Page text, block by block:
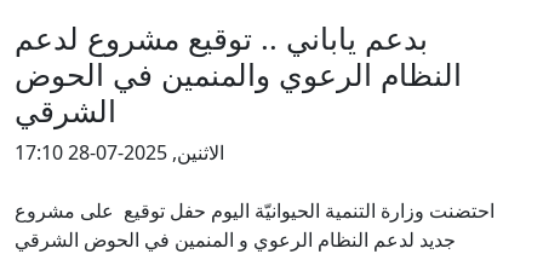
بدعم ياباني .. توقيع مشروع لدعم
النظام الرعوي والمنمين في الحوض
الشرقي
الاثنين, 2025-07-28 17:10
احتضنت وزارة التنمية الحيوانيّة اليوم حفل توقيع على مشروع
جديد لدعم النظام الرعوي و المنمين في الحوض الشرقي